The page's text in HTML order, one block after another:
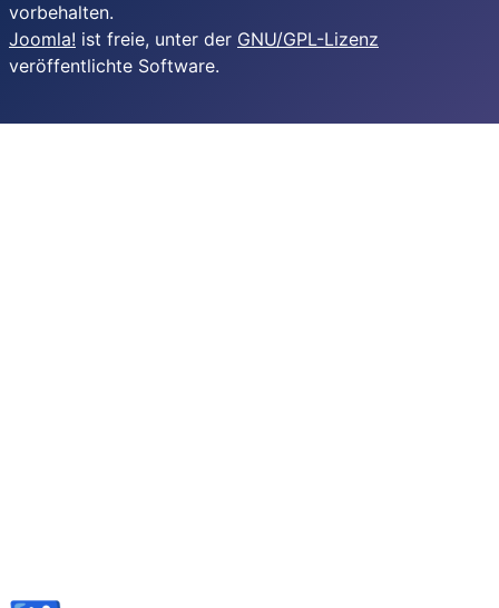
vorbehalten.
Joomla! ist freie, unter der GNU/GPL-Lizenz
veröffentlichte Software.